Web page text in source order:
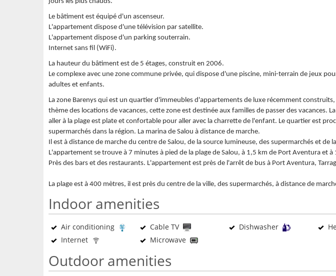
Le bâtiment est équipé d'un ascenseur.
L'appartement dispose d'une télévision par satellite.
L'appartement dispose d'un parking souterrain.
Internet sans fil (WiFi).
La hauteur du bâtiment est de 5 étages, construit en 2006.
Le complexe avec une zone commune privée, qui dispose d'une piscine, mini-terrain de jeux
adultes et enfants.
La zone Barenys qui est un quartier d'immeubles d'appartements de luxe récemment
thème des locations de vacances, cette zone est destinée aux familles de passer des vacances.
aller à la plage est plate et confortable pour aller avec la charrette de l'enfant. Le quartier est
supermarchés dans la région. La marina de Salou à distance de marche.
Il est à distance de marche du centre de Salou, de la source lumineuse, des supermarchés et de
L'appartement se trouve à 7 minutes à pied de la plage de Salou, à 1,5 km de Port Aventura et
Près des bars et des restaurants. L'appartement est près de l'arrêt de bus à Port Aventura,
La plage est à 400 mètres, il est près du centre de la ville, des supermarchés, à distance de
Indoor amenities
Air conditioning Cable TV Dishwasher
Internet
Microwave
Outdoor amenities